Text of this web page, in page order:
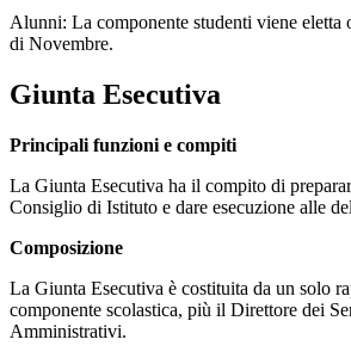
Alunni: La componente studenti viene eletta
di Novembre.
Giunta Esecutiva
Principali funzioni e compiti
La Giunta Esecutiva ha il compito di
Consiglio di Istituto e dare esecuzione alle
Composizione
La Giunta Esecutiva è costituita da un solo
componente scolastica, più il Direttore dei
Amministrativi.